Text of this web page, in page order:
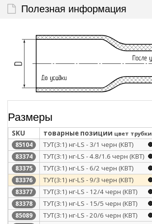
Полезная информация
Размеры
SKU товарные позиции цвет трубки
85104 ТУТ(3:1) нг-LS - 3/1 черн (КВТ)
83374 ТУТ(3:1) нг-LS - 4.8/1.6 черн (КВТ)
83375 ТУТ(3:1) нг-LS - 6/2 черн (КВТ)
83376 ТУТ(3:1) нг-LS - 9/3 черн (КВТ)
83377 ТУТ(3:1) нг-LS - 12/4 черн (КВТ)
83378 ТУТ(3:1) нг-LS - 15/5 черн (КВТ)
85089 ТУТ(3:1) нг-LS - 20/6 черн (КВТ)